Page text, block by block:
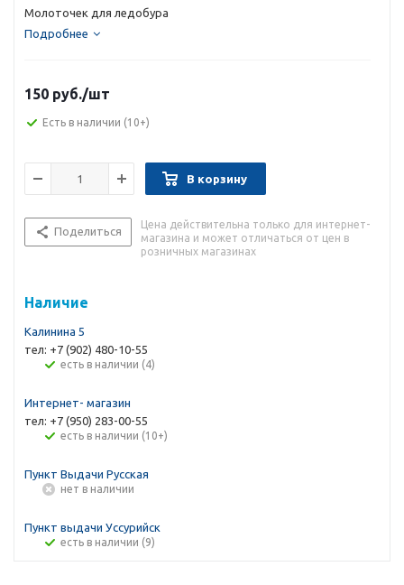
Молоточек для ледобура
Подробнее
150 руб./шт
Есть в наличии (10+)
В корзину
Поделиться
Цена действительна только для интернет-
магазина и может отличаться от цен в
розничных магазинах
Наличие
Калинина 5
тел: +7 (902) 480-10-55
Есть в наличии (4)
Интернет- магазин
тел: +7 (950) 283-00-55
Есть в наличии (10+)
Пункт Выдачи Русская
Нет в наличии
Пункт выдачи Уссурийск
Есть в наличии (9)